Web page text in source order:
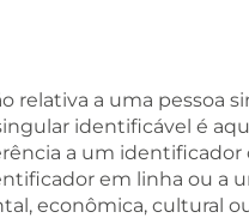
relativa a uma pessoa
identificável é
a um
em linha ou a
econômica, cultural